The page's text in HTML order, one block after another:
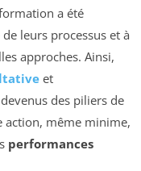
a été
leurs processus et à
approches. Ainsi,
et
des piliers de
action, même minime,
performances